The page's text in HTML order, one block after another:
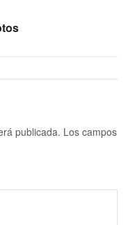
publicada. Los campos